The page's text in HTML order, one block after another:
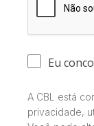
Eu
A CBL está
privacidade,